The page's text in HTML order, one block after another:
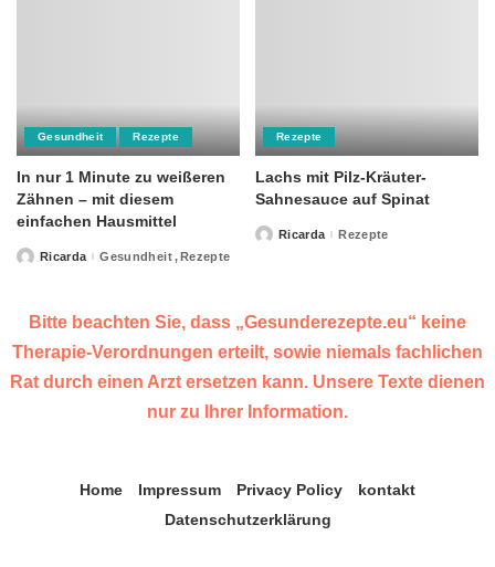
Gesundheit Rezepte
In nur 1 Minute zu weißeren
Zähnen – mit diesem
einfachen Hausmittel
PostedRicarda Gesundheit Rezepte
Rezepte
Lachs mit Pilz-Kräuter-
Sahnesauce auf Spinat
PostedRicarda Rezepte
Bitte beachten Sie, dass „Gesunderezepte.eu“ keine
Therapie-Verordnungen erteilt, sowie niemals fachlichen
Rat durch einen Arzt ersetzen kann. Unsere Texte dienen
nur zu Ihrer Information.
Home Impressum Privacy Policy
kontakt
Datenschutzerklärung